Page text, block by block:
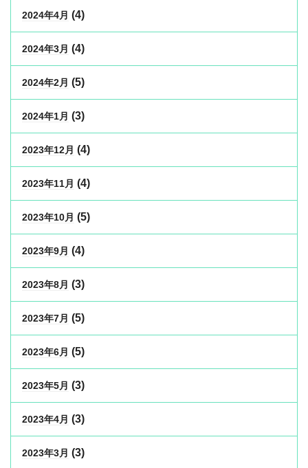
2024年4月 (4)
2024年3月 (4)
2024年2月 (5)
2024年1月 (3)
2023年12月 (4)
2023年11月 (4)
2023年10月 (5)
2023年9月 (4)
2023年8月 (3)
2023年7月 (5)
2023年6月 (5)
2023年5月 (3)
2023年4月 (3)
2023年3月 (3)